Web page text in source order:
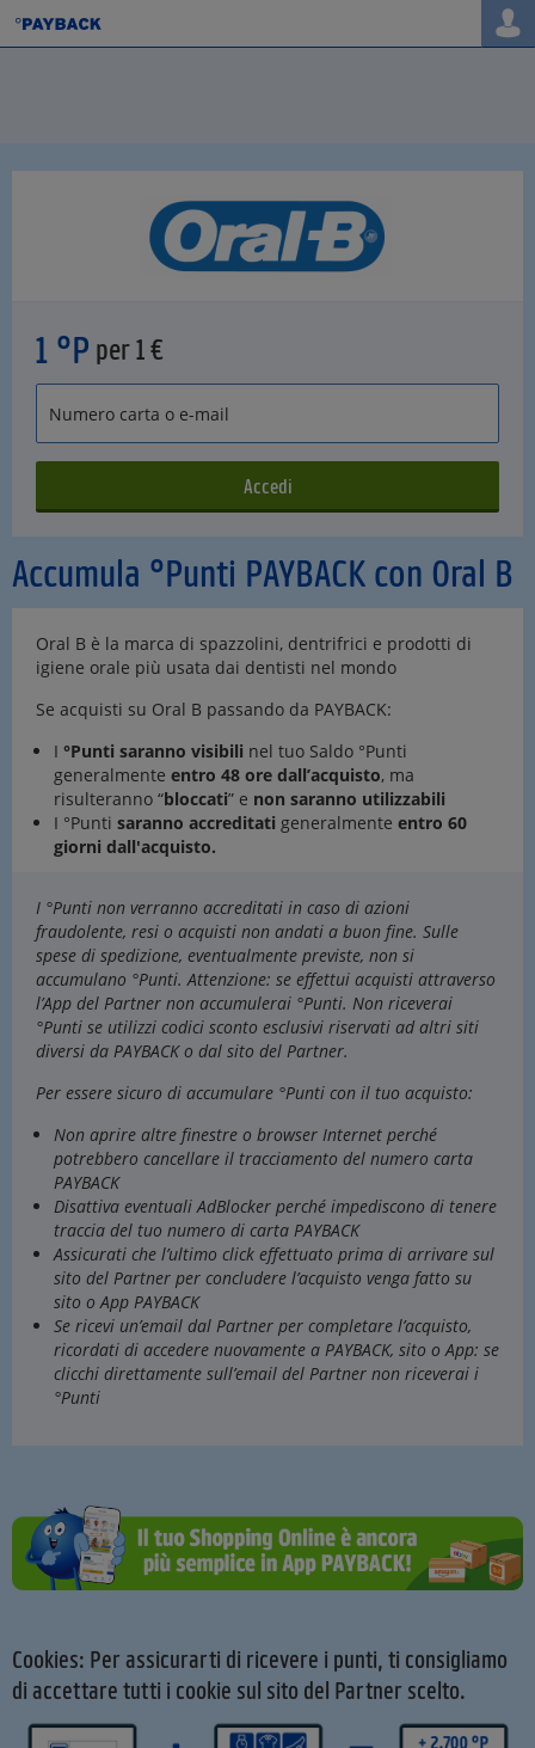
Accumula °Punti PAYBACK con Oral B
Oral B è la marca di spazzolini, dentrifrici e prodotti di
igiene orale più usata dai dentisti nel mondo
Se acquisti su Oral B passando da PAYBACK:
I °Punti saranno visibili nel tuo Saldo °Punti
generalmente entro 48 ore dall’acquisto, ma
risulteranno “bloccati” e non saranno utilizzabili
I °Punti saranno accreditati generalmente entro 60
giorni dall'acquisto.
I °Punti non verranno accreditati in caso di azioni
fraudolente, resi o acquisti non andati a buon fine. Sulle
spese di spedizione, eventualmente previste, non si
accumulano °Punti. Attenzione: se effettui acquisti attraverso
l’App del Partner non accumulerai °Punti. Non riceverai
°Punti se utilizzi codici sconto esclusivi riservati ad altri siti
diversi da PAYBACK o dal sito del Partner.
Per essere sicuro di accumulare °Punti con il tuo acquisto:
Non aprire altre finestre o browser Internet perché
potrebbero cancellare il tracciamento del numero carta
PAYBACK
Disattiva eventuali AdBlocker perché impediscono di tenere
traccia del tuo numero di carta PAYBACK
Assicurati che l’ultimo click effettuato prima di arrivare sul
sito del Partner per concludere l’acquisto venga fatto su
sito o App PAYBACK
Se ricevi un’email dal Partner per completare l’acquisto,
ricordati di accedere nuovamente a PAYBACK, sito o App: se
clicchi direttamente sull’email del Partner non riceverai i
°Punti
1 °P per 1 €
Cookies: Per assicurarti di ricevere i punti, ti consigliamo
di accettare tutti i cookie sul sito del Partner scelto.